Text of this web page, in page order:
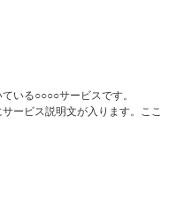
いる○○○○サービスです。
ービス説明文が入ります。ここ